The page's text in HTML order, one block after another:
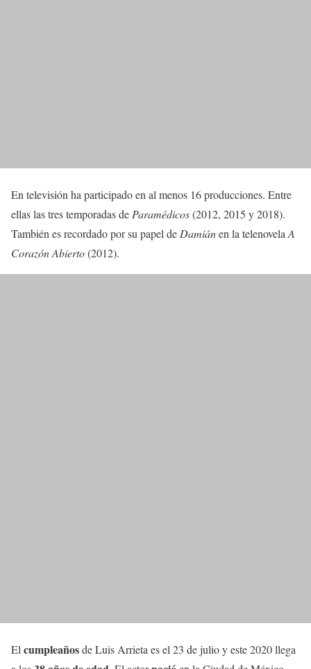
En televisión ha participado en al menos 16 producciones. Entre
ellas las tres temporadas de Paramédicos(2012, 2015 y 2018).
También es recordado por su papel de Damiánen la telenovela A
Corazón Abierto(2012).
El cumpleañosde Luis Arrieta es el 23 de julio y este 2020 llega